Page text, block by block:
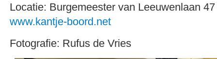
Locatie: Burgemeester van Leeuwenlaan 47
www.kantje-boord.net
Fotografie: Rufus de Vries